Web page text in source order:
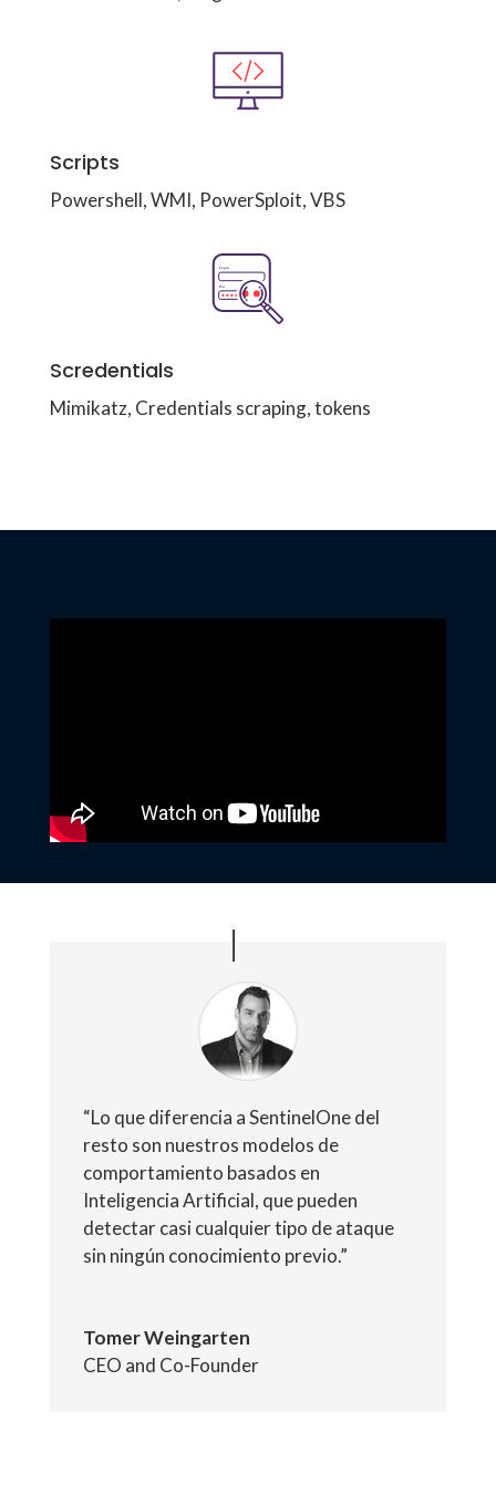
Scripts
Powershell, WMI, PowerSploit, VBS
Scredentials
Mimikatz, Credentials scraping, tokens
“Lo que diferencia a SentinelOne del
resto son nuestros modelos de
comportamiento basados en
Inteligencia Artificial, que pueden
detectar casi cualquier tipo de ataque
sin ningún conocimiento previo.”
Tomer Weingarten
CEO and Co-Founder